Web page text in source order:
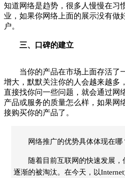
知道网络是趋势，很多人慢慢在习
业，如果你网络上面的展示没有做
户。
三、口碑的建立
当你的产品在市场上面存活了
增大，默默关注你的人会越来越多
直接找你问一些问题，就会通过网
产品或服务的质量怎么样，如果网
接购买你的产品了。
网络推广的优势具体体现在哪
随着目前互联网的快速发展
逐渐的被淘汰。在今天，以